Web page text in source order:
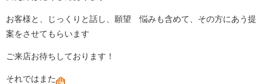
お客様と、じっくりと話し、願望 悩みも含めて、その方にあう提
案をさせてもらいます
ご来店お待ちしております！
それではまた